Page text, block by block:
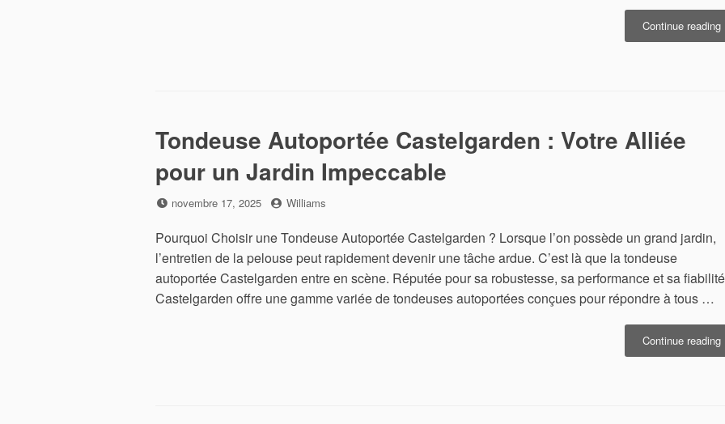
Continue reading
Tondeuse Autoportée Castelgarden : Votre Alliée
pour un Jardin Impeccable
Posted
novembre 17, 2025 by
Williams
Pourquoi Choisir une Tondeuse Autoportée Castelgarden ? Lorsque l’on possède un grand jardin,
l’entretien de la pelouse peut rapidement devenir une tâche ardue. C’est là que la tondeuse
autoportée Castelgarden entre en scène. Réputée pour sa robustesse, sa performance et sa
Castelgarden offre une gamme variée de tondeuses autoportées conçues pour répondre à tous …
Continue reading